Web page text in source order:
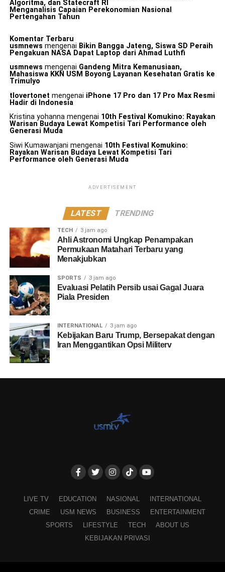
Algoritma, dan Statecraft RI
Menganalisis Capaian Perekonomian Nasional
Pertengahan Tahun
Komentar Terbaru
usmnews mengenai Bikin Bangga Jateng, Siswa SD Peraih
Pengakuan NASA Dapat Laptop dari Ahmad Luthfi
usmnews mengenai Gandeng Mitra Kemanusiaan,
Mahasiswa KKN USM Boyong Layanan Kesehatan Gratis ke
Trimulyo
tlovertonet mengenai iPhone 17 Pro dan 17 Pro Max Resmi
Hadir di Indonesia
Kristina yohannamengenai 10th Festival Komukino: Rayakan
Warisan Budaya Lewat Kompetisi Tari Performance oleh
Generasi Muda
Siwi Kumawanjani mengenai 10th Festival Komukino:
Rayakan Warisan Budaya Lewat Kompetisi Tari
Performance oleh Generasi Muda
ADVERTISEMENT
LATEST TRENDING
TECH 3 jam ago
Ahli Astronomi Ungkap Penampakan
Permukaan Matahari Terbaru yang
Menakjubkan
SPORTS 3 jam ago
Evaluasi Pelatih Persib usai Gagal Juara
Piala Presiden
INTERNATIONAL 3 jam ago
Kebijakan Baru Trump, Bersepakat dengan
Iran Menggantikan Opsi Militerv
LIVE TV EDUCATION NASIONAL
INTERNATIONAL
CRIME
USM NEWS BUSINESS
ENTERTAINMENT
SPORTS
LIFESTYLE TECH
ABOUT US
KEBIJAKAN PRIVASI